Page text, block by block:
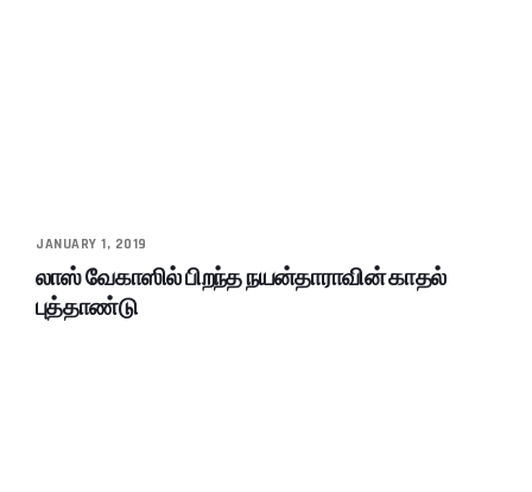
JANUARY 1, 2019
லாஸ் வேகாஸில் பிறந்த நயன்தாராவின் காதல்
புத்தாண்டு